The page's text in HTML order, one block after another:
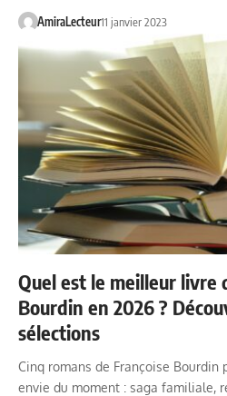
AmiraLecteur11 janvier 2023
Quel est le meilleur livre
Bourdin en 2026 ?
sélections
Cinq romans de Françoise Bourdin
envie du moment : saga familiale,